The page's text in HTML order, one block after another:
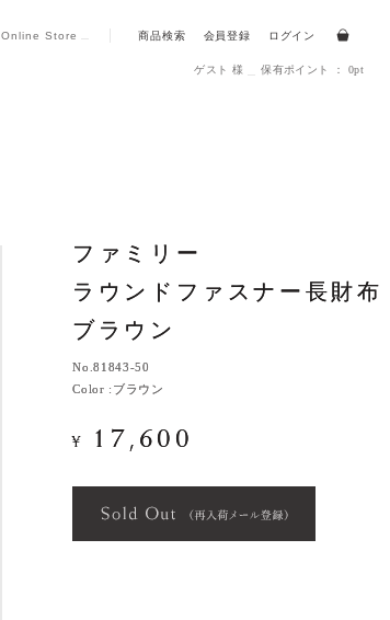
Online Store 商品検索 会員登録 ログイン
ゲスト 様 保有ポイント ： 0pt
ファミリー
ラウンドファスナー長財布
ブラウン
No.81843-50
Color : ブラウン
¥ 17,600
ファミリー
ラウンドファスナー長財布
ブラウン
No.81843-50
Color : ブラウン
¥ 17,600